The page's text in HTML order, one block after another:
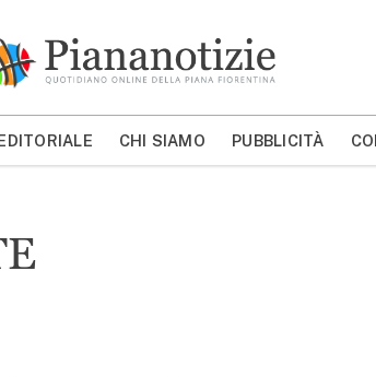
MOSTRA/NASCONDI CERCA
CHI SIAMO PUBBLICITÀ